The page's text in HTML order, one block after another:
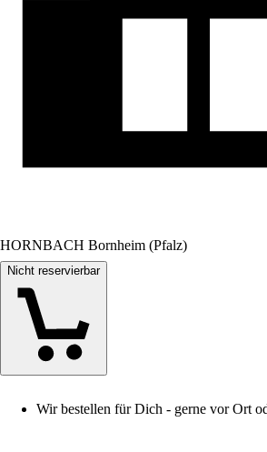
HORNBACH Bornheim (Pfalz)
Nicht reservierbar
Wir bestellen für Dich - gerne vor Ort